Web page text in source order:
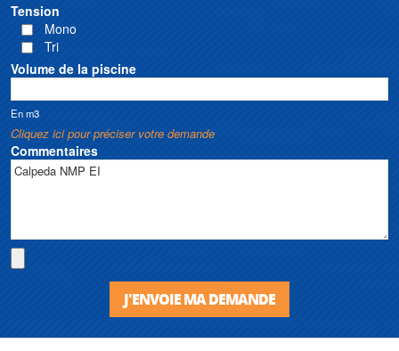
Tension
Mono
Tri
Volume de la piscine
En m3
Cliquez ici pour préciser votre demande
Commentaires
J'ENVOIE MA DEMANDE